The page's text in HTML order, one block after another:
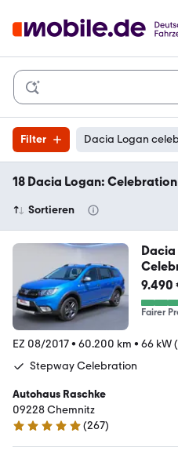
Filter Dacia Logan
18 Dacia Logan: Celebration
Sortieren
Dacia
9.490
Fairer
EZ 08/2017• 60.200 km • 66 kW
Stepway Celebration
Autohaus Raschke
09228 Chemnitz
4.8 Sterne
(267)